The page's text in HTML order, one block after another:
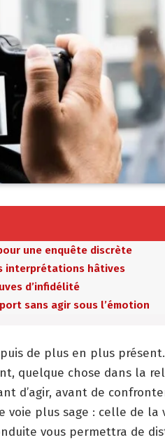
une enquête discrète
interprétations hâtives
d’infidélité
sans agir sous l’émotion
de plus en plus
quelque chose dans la
d’agir, avant de
voie plus sage : celle de
vous permettra de